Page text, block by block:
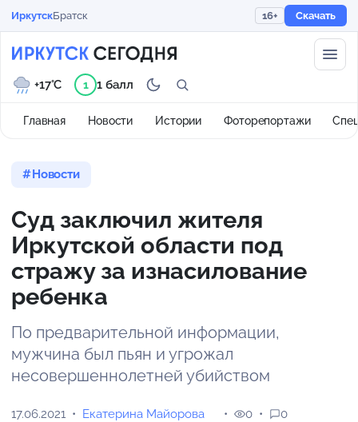
ИркутскБратск 16+ Скачать
Главная Новости Истории Фоторепортажи
+17°C 1 1 балл
Новости
Суд заключил жителя
Иркутской области под
стражу за изнасилование
ребенка
По предварительной информации,
мужчина был пьян и угрожал
несовершеннолетней убийством
17.06.2021 Екатерина Майорова 0 0